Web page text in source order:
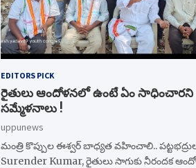
EDITORS PICK
రైతులు ఆందోళనలో ఉంటే ఏం
సమ్మేళనాలు !
uppunews
మంత్రి కొప్పుల ఈశ్వర్ బాధ్యత వహించాలి..
Surender Kumar, రైతులు సాగుకు నీరందక